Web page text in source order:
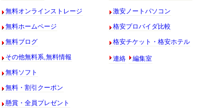
無料オンラインストレージ
無料ホームページ
無料ブログ
その他無料系,無料情報
無料ソフト
無料・割引クーポン
懸賞・全員プレゼント
激安ノートパソコン
格安プロバイダ比較
格安チケット・格安ホテル
連絡 編集室